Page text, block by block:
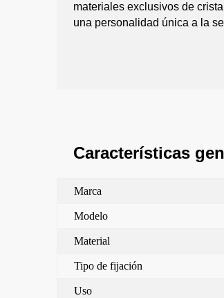
materiales exclusivos de
una personalidad única a la
Características
Marca
Modelo
Material
Tipo de fijación
Uso